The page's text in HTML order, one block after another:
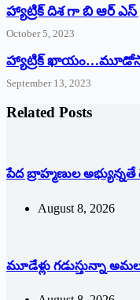
హ్యాట్రిక్ దిశ గా బి ఆర్ ఎస్
October 5, 2023
హ్యాట్రిక్‌
September 13, 2023
Related Posts
పేద బ్రాహ్మణుల
August 8, 2026
మూడేళ్లు గ‌డుస్తున్నా